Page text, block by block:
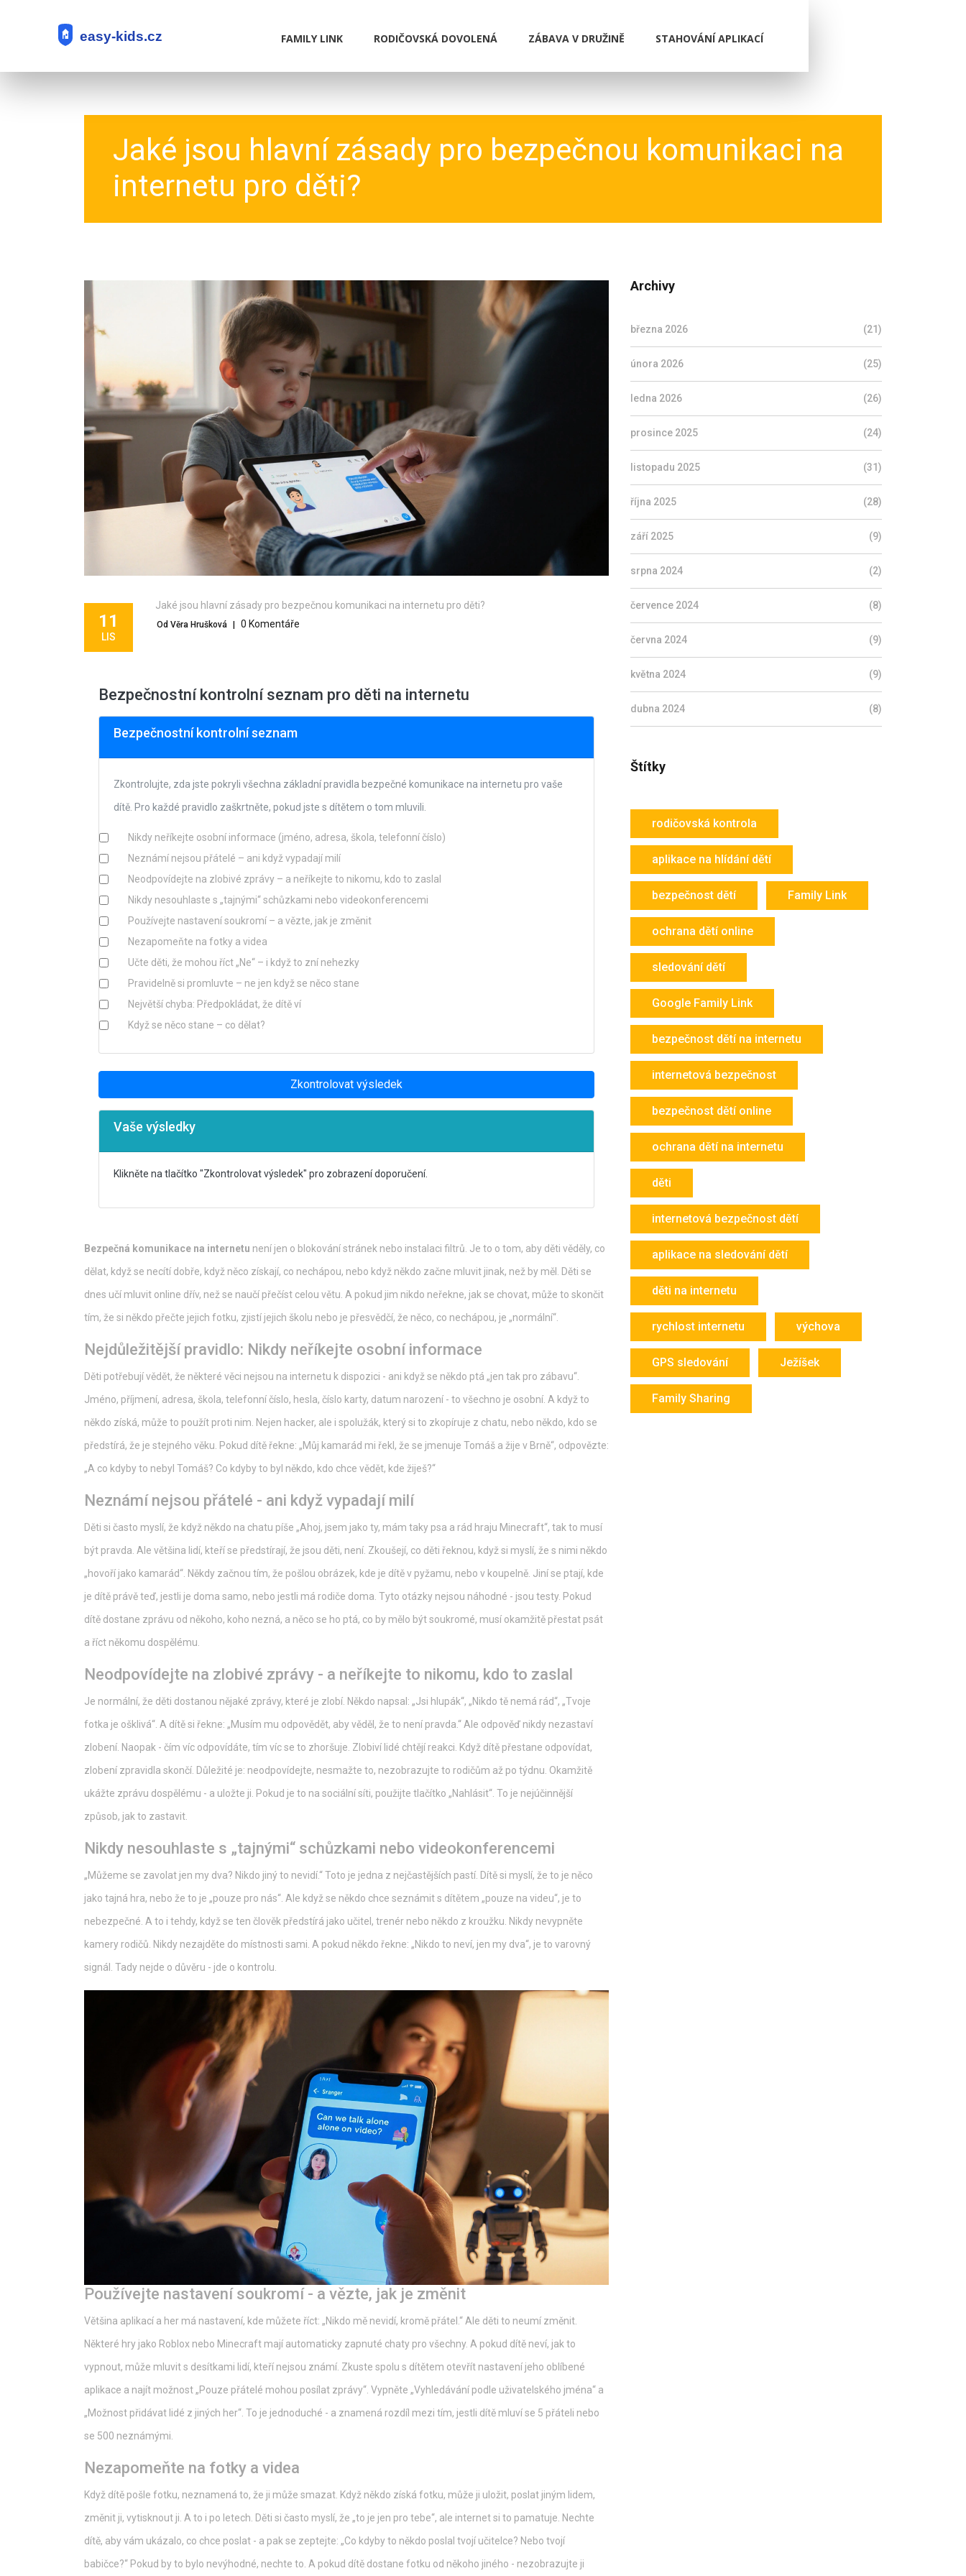
FAMILY LINK RODIČOVSKÁ DOVOLENÁ ZÁBAVA V DRUŽINĚ STAHOVÁNÍ APLIKACÍ
Jaké jsou hlavní zásady pro bezpečnou komunikaci na
internetu pro děti?
11
LIS
Jaké jsou hlavní zásady pro bezpečnou komunikaci na internetu pro děti?
Od Věra Hrušková | 0 Komentáře
Bezpečnostní kontrolní seznam pro děti na internetu
Bezpečnostní kontrolní seznam
Zkontrolujte, zda jste pokryli všechna základní pravidla bezpečné komunikace na internetu pro vaše
dítě. Pro každé pravidlo zaškrtněte, pokud jste s dítětem o tom mluvili.
Nikdy neříkejte osobní informace (jméno, adresa, škola, telefonní číslo)
Neznámí nejsou přátelé – ani když vypadají milí
Neodpovídejte na zlobivé zprávy – a neříkejte to nikomu, kdo to zaslal
Nikdy nesouhlaste s „tajnými“ schůzkami nebo videokonferencemi
Používejte nastavení soukromí – a vězte, jak je změnit
Nezapomeňte na fotky a videa
Učte děti, že mohou říct „Ne“ – i když to zní nehezky
Pravidelně si promluvte – ne jen když se něco stane
Největší chyba: Předpokládat, že dítě ví
Když se něco stane – co dělat?
Zkontrolovat výsledek
Vaše výsledky
Klikněte na tlačítko "Zkontrolovat výsledek" pro zobrazení doporučení.
Bezpečná komunikace na internetu není jen o blokování stránek nebo instalaci filtrů. Je to o tom, aby děti věděly, co
dělat, když se necítí dobře, když něco získají, co nechápou, nebo když někdo začne mluvit jinak, než by měl. Děti se
dnes učí mluvit online dřív, než se naučí přečíst celou větu. A pokud jim nikdo neřekne, jak se chovat, může to skončit
tím, že si někdo přečte jejich fotku, zjistí jejich školu nebo je přesvědčí, že něco, co nechápou, je „normální“.
Nejdůležitější pravidlo: Nikdy neříkejte osobní informace
Děti potřebují vědět, že některé věci nejsou na internetu k dispozici - ani když se někdo ptá „jen tak pro zábavu“.
Jméno, příjmení, adresa, škola, telefonní číslo, hesla, číslo karty, datum narození - to všechno je osobní. A když to
někdo získá, může to použít proti nim. Nejen hacker, ale i spolužák, který si to zkopíruje z chatu, nebo někdo, kdo se
předstírá, že je stejného věku. Pokud dítě řekne: „Můj kamarád mi řekl, že se jmenuje Tomáš a žije v Brně“, odpovězte:
„A co kdyby to nebyl Tomáš? Co kdyby to byl někdo, kdo chce vědět, kde žiješ?“
Neznámí nejsou přátelé - ani když vypadají milí
Děti si často myslí, že když někdo na chatu píše „Ahoj, jsem jako ty, mám taky psa a rád hraju Minecraft“, tak to musí
být pravda. Ale většina lidí, kteří se předstírají, že jsou děti, není. Zkoušejí, co děti řeknou, když si myslí, že s nimi někdo
„hovoří jako kamarád“. Někdy začnou tím, že pošlou obrázek, kde je dítě v pyžamu, nebo v koupelně. Jiní se ptají, kde
je dítě právě teď, jestli je doma samo, nebo jestli má rodiče doma. Tyto otázky nejsou náhodné - jsou testy. Pokud
dítě dostane zprávu od někoho, koho nezná, a něco se ho ptá, co by mělo být soukromé, musí okamžitě přestat psát
a říct někomu dospělému.
Neodpovídejte na zlobivé zprávy - a neříkejte to nikomu, kdo to zaslal
Je normální, že děti dostanou nějaké zprávy, které je zlobí. Někdo napsal: „Jsi hlupák“, „Nikdo tě nemá rád“, „Tvoje
fotka je ošklivá“. A dítě si řekne: „Musím mu odpovědět, aby věděl, že to není pravda.“ Ale odpověď nikdy nezastaví
zlobení. Naopak - čím víc odpovídáte, tím víc se to zhoršuje. Zlobiví lidé chtějí reakci. Když dítě přestane odpovídat,
zlobení zpravidla skončí. Důležité je: neodpovídejte, nesmažte to, nezobrazujte to rodičům až po týdnu. Okamžitě
ukážte zprávu dospělému - a uložte ji. Pokud je to na sociální síti, použijte tlačítko „Nahlásit“. To je nejúčinnější
způsob, jak to zastavit.
Nikdy nesouhlaste s „tajnými“ schůzkami nebo videokonferencemi
„Můžeme se zavolat jen my dva? Nikdo jiný to nevidí.“ Toto je jedna z nejčastějších pastí. Dítě si myslí, že to je něco
jako tajná hra, nebo že to je „pouze pro nás“. Ale když se někdo chce seznámit s dítětem „pouze na videu“, je to
nebezpečné. A to i tehdy, když se ten člověk předstírá jako učitel, trenér nebo někdo z kroužku. Nikdy nevypněte
kamery rodičů. Nikdy nezajděte do místnosti sami. A pokud někdo řekne: „Nikdo to neví, jen my dva“, je to varovný
signál. Tady nejde o důvěru - jde o kontrolu.
Používejte nastavení soukromí - a vězte, jak je změnit
Většina aplikací a her má nastavení, kde můžete říct: „Nikdo mě nevidí, kromě přátel.“ Ale děti to neumí změnit.
Některé hry jako Roblox nebo Minecraft mají automaticky zapnuté chaty pro všechny. A pokud dítě neví, jak to
vypnout, může mluvit s desítkami lidí, kteří nejsou známí. Zkuste spolu s dítětem otevřít nastavení jeho oblíbené
aplikace a najít možnost „Pouze přátelé mohou posílat zprávy“. Vypněte „Vyhledávání podle uživatelského jména“ a
„Možnost přidávat lidé z jiných her“. To je jednoduché - a znamená rozdíl mezi tím, jestli dítě mluví se 5 přáteli nebo
se 500 neznámými.
Nezapomeňte na fotky a videa
Když dítě pošle fotku, neznamená to, že ji může smazat. Když někdo získá fotku, může ji uložit, poslat jiným lidem,
změnit ji, vytisknout ji. A to i po letech. Děti si často myslí, že „to je jen pro tebe“, ale internet si to pamatuje. Nechte
dítě, aby vám ukázalo, co chce poslat - a pak se zeptejte: „Co kdyby to někdo poslal tvojí učitelce? Nebo tvojí
babičce?“ Pokud by to bylo nevýhodné, nechte to. A pokud dítě dostane fotku od někoho jiného - nezobrazujte ji
Archivy
března 2026 (21)
února 2026 (25)
ledna 2026 (26)
prosince 2025 (24)
listopadu 2025 (31)
října 2025 (28)
září 2025 (9)
srpna 2024 (2)
července 2024 (8)
června 2024 (9)
května 2024 (9)
dubna 2024 (8)
Štítky
rodičovská kontrola
aplikace na hlídání dětí
bezpečnost dětí Family Link
ochrana dětí online
sledování dětí
Google Family Link
bezpečnost dětí na internetu
internetová bezpečnost
bezpečnost dětí online
ochrana dětí na internetu
děti
internetová bezpečnost dětí
aplikace na sledování dětí
děti na internetu
rychlost internetu výchova
GPS sledování Ježíšek
Family Sharing